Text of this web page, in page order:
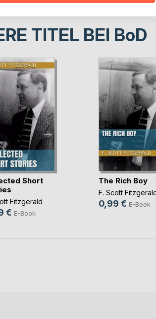
TITEL BEI BoD
Short
Fitzgerald
€ E-Book
The Rich Boy
F. Scott
0,99 € E-Book